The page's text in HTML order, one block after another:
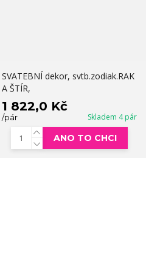
SVATEBNÍ dekor, svtb.zodiak.RAK
A ŠTÍR,
1 822,0 Kč
/pár Skladem 4 pár
ANO TO CHCI